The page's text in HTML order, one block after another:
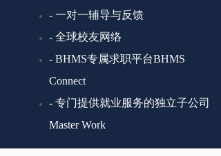
- 一对一辅导与反馈
- 全球校友网络
- BHMS专属求职平台BHMS
Connect
- 专门提供就业服务的独立子公司
Master Work